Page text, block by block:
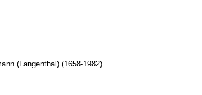
(Langenthal) (1658-1982)